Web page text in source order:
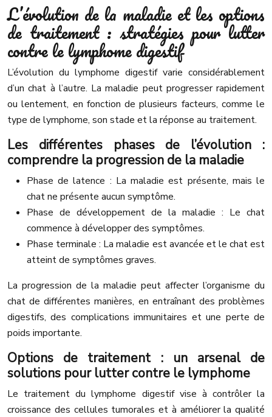
L’évolution de la maladie et les options
de traitement : stratégies pour lutter
contre le lymphome digestif
L’évolution du lymphome digestif varie considérablement
d’un chat à l’autre. La maladie peut progresser rapidement
ou lentement, en fonction de plusieurs facteurs, comme le
type de lymphome, son stade et la réponse au traitement.
Les différentes phases de l’évolution :
comprendre la progression de la maladie
Phase de latence : La maladie est présente, mais le
chat ne présente aucun symptôme.
Phase de développement de la maladie : Le chat
commence à développer des symptômes.
Phase terminale : La maladie est avancée et le chat est
atteint de symptômes graves.
La progression de la maladie peut affecter l’organisme du
chat de différentes manières, en entraînant des problèmes
digestifs, des complications immunitaires et une perte de
poids importante.
Options de traitement : un arsenal de
solutions pour lutter contre le lymphome
Le traitement du lymphome digestif vise à contrôler la
croissance des cellules tumorales et à améliorer la qualité